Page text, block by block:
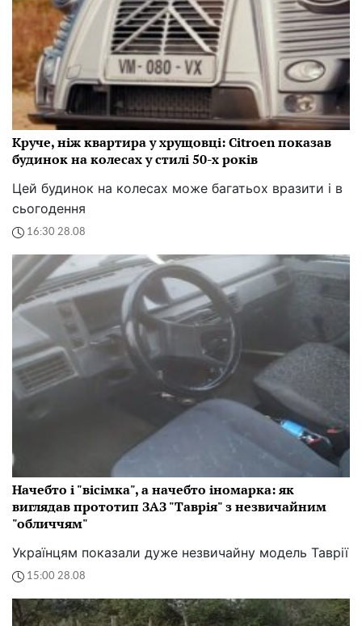
Круче, ніж квартира у хрущовці: Citroen показав
будинок на колесах у стилі 50-х років
Цей будинок на колесах може багатьох вразити і в
сьогодення
16:30 28.08
Начебто і "вісімка", а начебто іномарка: як
виглядав прототип ЗАЗ "Таврія" з незвичайним
"обличчям"
Українцям показали дуже незвичайну модель Таврії
15:00 28.08